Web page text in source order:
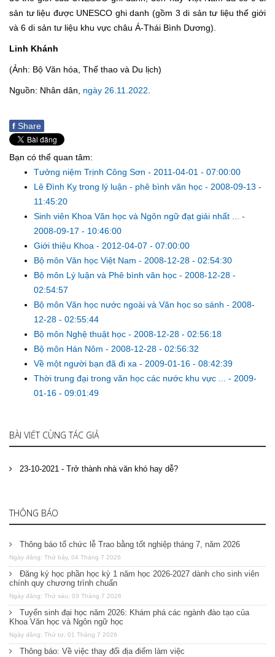
sản tư liệu được UNESCO ghi danh (gồm 3 di sản tư liệu thế giới
và 6 di sản tư liệu khu vực châu Á-Thái Bình Dương).
Linh Khánh
(Ảnh: Bộ Văn hóa, Thể thao và Du lịch)
Nguồn: Nhân dân, ngày 26.11.2022.
f Share
Bạn có thể quan tâm:
Tưởng niệm Trịnh Công Sơn - 2011-04-01 - 07:00:00
Lê Đình Kỵ trong lý luận - phê bình văn học - 2008-09-13 -
11:45:20
Sinh viên Khoa Văn học và Ngôn ngữ đạt giải nhất ... -
2008-09-17 - 10:46:00
Giới thiệu Khoa - 2012-04-07 - 07:00:00
Bộ môn Văn học Việt Nam - 2008-12-28 - 02:54:30
Bộ môn Lý luận và Phê bình văn học - 2008-12-28 -
02:54:57
Bộ môn Văn học nước ngoài và Văn học so sánh - 2008-
12-28 - 02:55:44
Bộ môn Nghệ thuật học - 2008-12-28 - 02:56:18
Bộ môn Hán Nôm - 2008-12-28 - 02:56:32
Về một người bạn đã đi xa - 2009-01-16 - 08:42:39
Thời trung đại trong văn học các nước khu vực ... - 2009-
01-16 - 09:01:49
BÀI VIẾT CÙNG TÁC GIẢ
23-10-2021 - Trở thành nhà văn khó hay dễ?
THÔNG BÁO
Thông báo tổ chức lễ Trao bằng tốt nghiệp tháng 7, năm 2026
Ngày đăng: Thứ bảy, 04 Tháng 7 2026
Đăng ký học phần học kỳ 1 năm học 2026-2027 dành cho sinh viên
chính quy chương trình chuẩn
Ngày đăng: Thứ sáu, 03 Tháng 7 2026
Tuyển sinh đại học năm 2026: Khám phá các ngành đào tạo của
Khoa Văn học và Ngôn ngữ học
Ngày đăng: Thứ tư, 01 Tháng 7 2026
Thông báo: Về việc thay đổi địa điểm làm việc